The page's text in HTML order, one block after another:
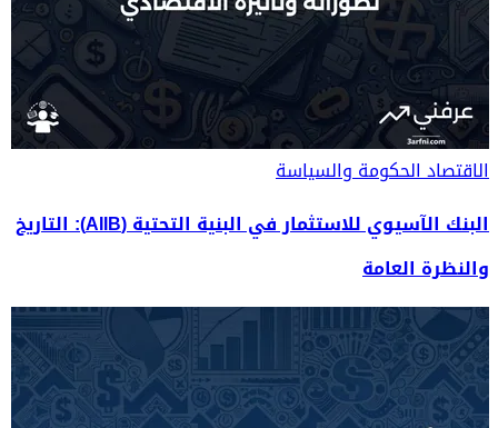
الاقتصادالحكومة والسياسة
البنك الآسيوي للاستثمار في البنية التحتية (AIIB): التاريخ
والنظرة العامة